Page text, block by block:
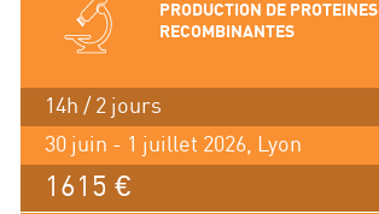
PRODUCTION DE PROTEINES
RECOMBINANTES
14h / 2 jours
30 juin - 1 juillet 2026, Lyon
1615 €